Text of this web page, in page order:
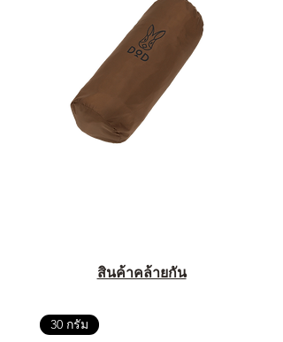
สินค้าคล้ายกัน
30 กรัม